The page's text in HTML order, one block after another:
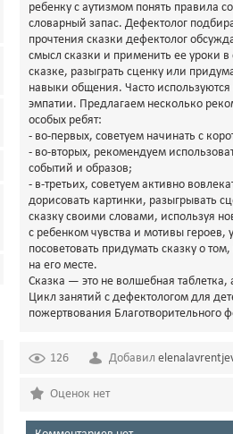
ребенку с аутизмом понять правила
словарный запас. Дефектолог
прочтения сказки дефектолог
смысл сказки и применить ее уроки
сказке, разыграть сценку или
навыки общения. Часто
эмпатии. Предлагаем несколько
особых ребят:
- во-первых, советуем начинать с
- во-вторых, рекомендуем
событий и образов;
- в-третьих, советуем активно
дорисовать картинки, разыгрывать
сказку своими словами, используя
с ребенком чувства и мотивы
посоветовать придумать сказку о
на его месте.
Сказка — это не волшебная
Цикл занятий с дефектологом для
пожертвования
126 Добавил
Оценок нет